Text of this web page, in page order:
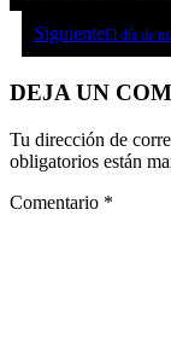
SiguienteEl día de
DEJA UN
Tu dirección de
obligatorios están
Comentario *